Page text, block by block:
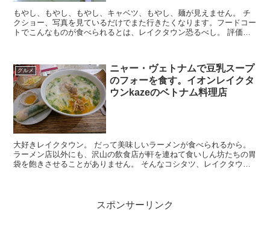
もやし、もやし、もやし、キャベツ、もやし、麺が見えません。 チ
クショー、写真を見ているだけでまた行きたくなります。フードコー
トでこんなものが食べられるとは、レイクタウン恐るべし。 評価
グルメ
ニャー・ヴェトナムで豆乳スープ
のフォーを食す。イオンレイクタ
ウンkazeのベトナム料理店
大好きレイクタウン。 だって美味しいラーメンが食べられるから。
ラーメン店以外にも、沢山の飲食店が軒を連ねて食いしん坊たちの胃
袋を飽きさせることがありません。 そんなコシタツ、レイクタウン
スポンサーリンク